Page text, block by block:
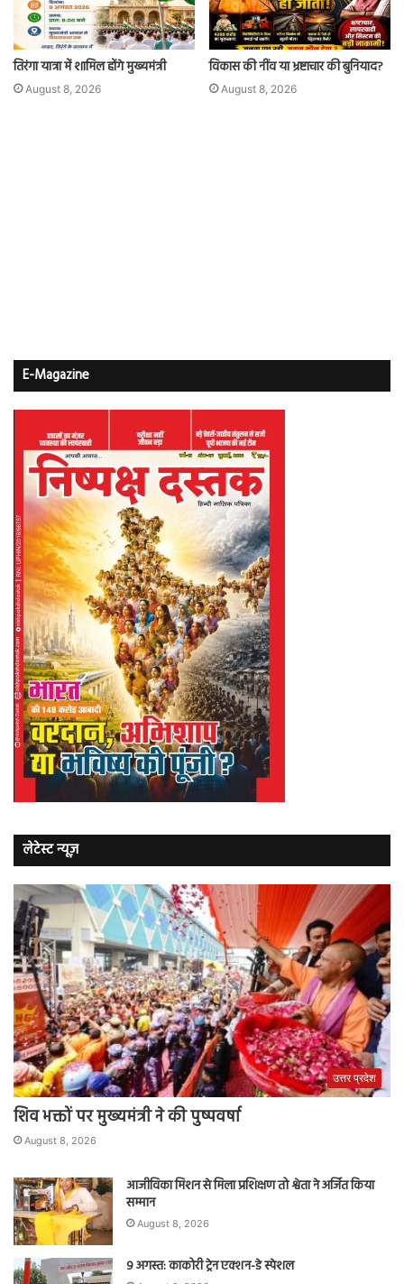
तिरंगा यात्रा में शामिल होंगे मुख्यमंत्री
August 8, 2026
विकास की नींव या भ्रष्टाचार की बुनियाद?
August 8, 2026
E-Magazine
लेटेस्ट न्यूज़
उत्तर प्रदेश
शिव भक्तों पर मुख्यमंत्री ने की पुष्पवर्षा
August 8, 2026
आजीविका मिशन से मिला प्रशिक्षण तो श्वेता ने अर्जित किया
सम्मान
August 8, 2026
9 अगस्त: काकोरी ट्रेन एक्शन-डे स्पेशल